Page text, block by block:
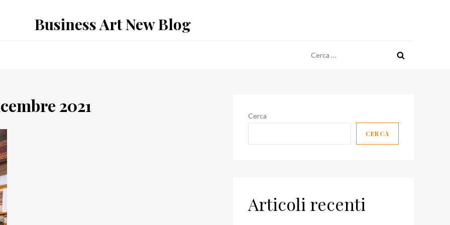
Business Art New Blog
per:
2021 Cerca
CERCA
Articoli recenti